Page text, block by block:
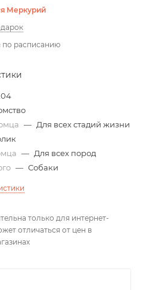
Меркурий
по расписанию
— Для всех стадий жизни
— Для всех пород
— Собаки
только для интернет-
отличаться от цен в